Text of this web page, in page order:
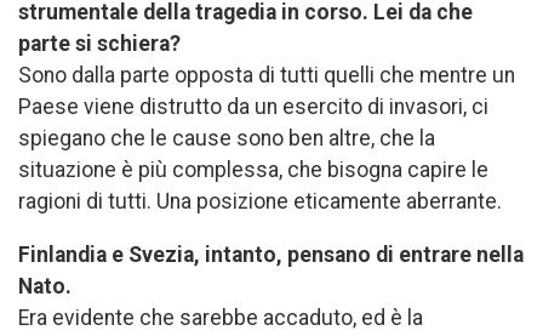
strumentale della tragedia in corso. Lei da che
parte si schiera?
Sono dalla parte opposta di tutti quelli che mentre un
Paese viene distrutto da un esercito di invasori, ci
spiegano che le cause sono ben altre, che la
situazione è più complessa, che bisogna capire le
ragioni di tutti. Una posizione eticamente aberrante.
Finlandia e Svezia, intanto, pensano di entrare nella
Nato.
Era evidente che sarebbe accaduto, ed è la